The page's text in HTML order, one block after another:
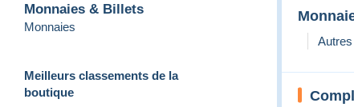
Monnaies & Billets
Monnaies
Meilleurs classements de la
boutique